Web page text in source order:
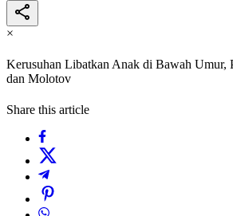
×
Kerusuhan Libatkan Anak di Bawah Umur,
dan Molotov
Share this article